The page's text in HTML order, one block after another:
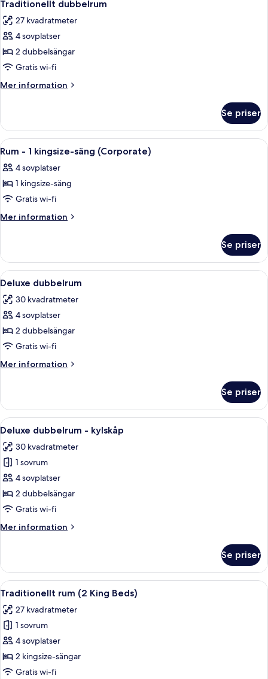
säng
(Garden)
alla
foton
för
Traditionellt
dubbelrum
Traditionellt dubbelrum
27 kvadratmeter
4 sovplatser
2 dubbelsängar
Gratis wi-fi
Mer information
Mer
dubbelrum
Se priser
Öppna
alla
foton
för
Rum
-
säng
(Corporate)
Ett hotellrum med en stor säng, ett
5
Rum - 1 kingsize-säng (Corporate)
4 sovplatser
1 kingsize-säng
Gratis wi-fi
Mer information
Mer
-
kingsize-
(Corporate)
Se priser
Öppna
alla
foton
för
Deluxe
dubbelrum
Ett hotellrum med två sängar, ett
5
Deluxe dubbelrum
30 kvadratmeter
4 sovplatser
2 dubbelsängar
Gratis wi-fi
Mer information
Mer
dubbelrum
Se priser
Öppna
alla
foton
för
Deluxe
dubbelrum
-
Ett hotellrum med två sängar, ett
3
Deluxe dubbelrum - kylskåp
30 kvadratmeter
1 sovrum
4 sovplatser
2 dubbelsängar
Gratis wi-fi
Mer information
Mer
dubbelrum
kylskåp
Se priser
Öppna
alla
foton
för
Traditionellt
rum
(2
Ett hotellrum med två sängar, ett
4
Traditionellt rum (2 King Beds)
27 kvadratmeter
1 sovrum
4 sovplatser
2 kingsize-sängar
Gratis wi-fi